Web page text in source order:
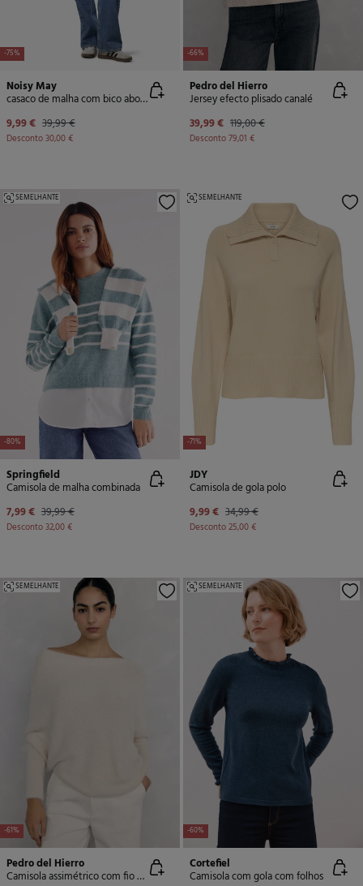
-75%
Noisy May
casaco de malha com bico abotoado
9,99 € 39,99 €
Desconto30,00 €
-66%
Pedro del Hierro
Jersey efecto plisado canalé
39,99 € 119,00 €
Desconto79,01 €
-80%
SEMELHANTE
Springfield
Camisola de malha combinada
7,99 € 39,99 €
Desconto32,00 €
-71%
SEMELHANTE
JDY
Camisola de gola polo
9,99 € 34,99 €
Desconto25,00 €
-61%
SEMELHANTE
Pedro del Hierro
Camisola assimétrico com fio brilhante
-60%
SEMELHANTE
Cortefiel
Camisola com gola com folhos